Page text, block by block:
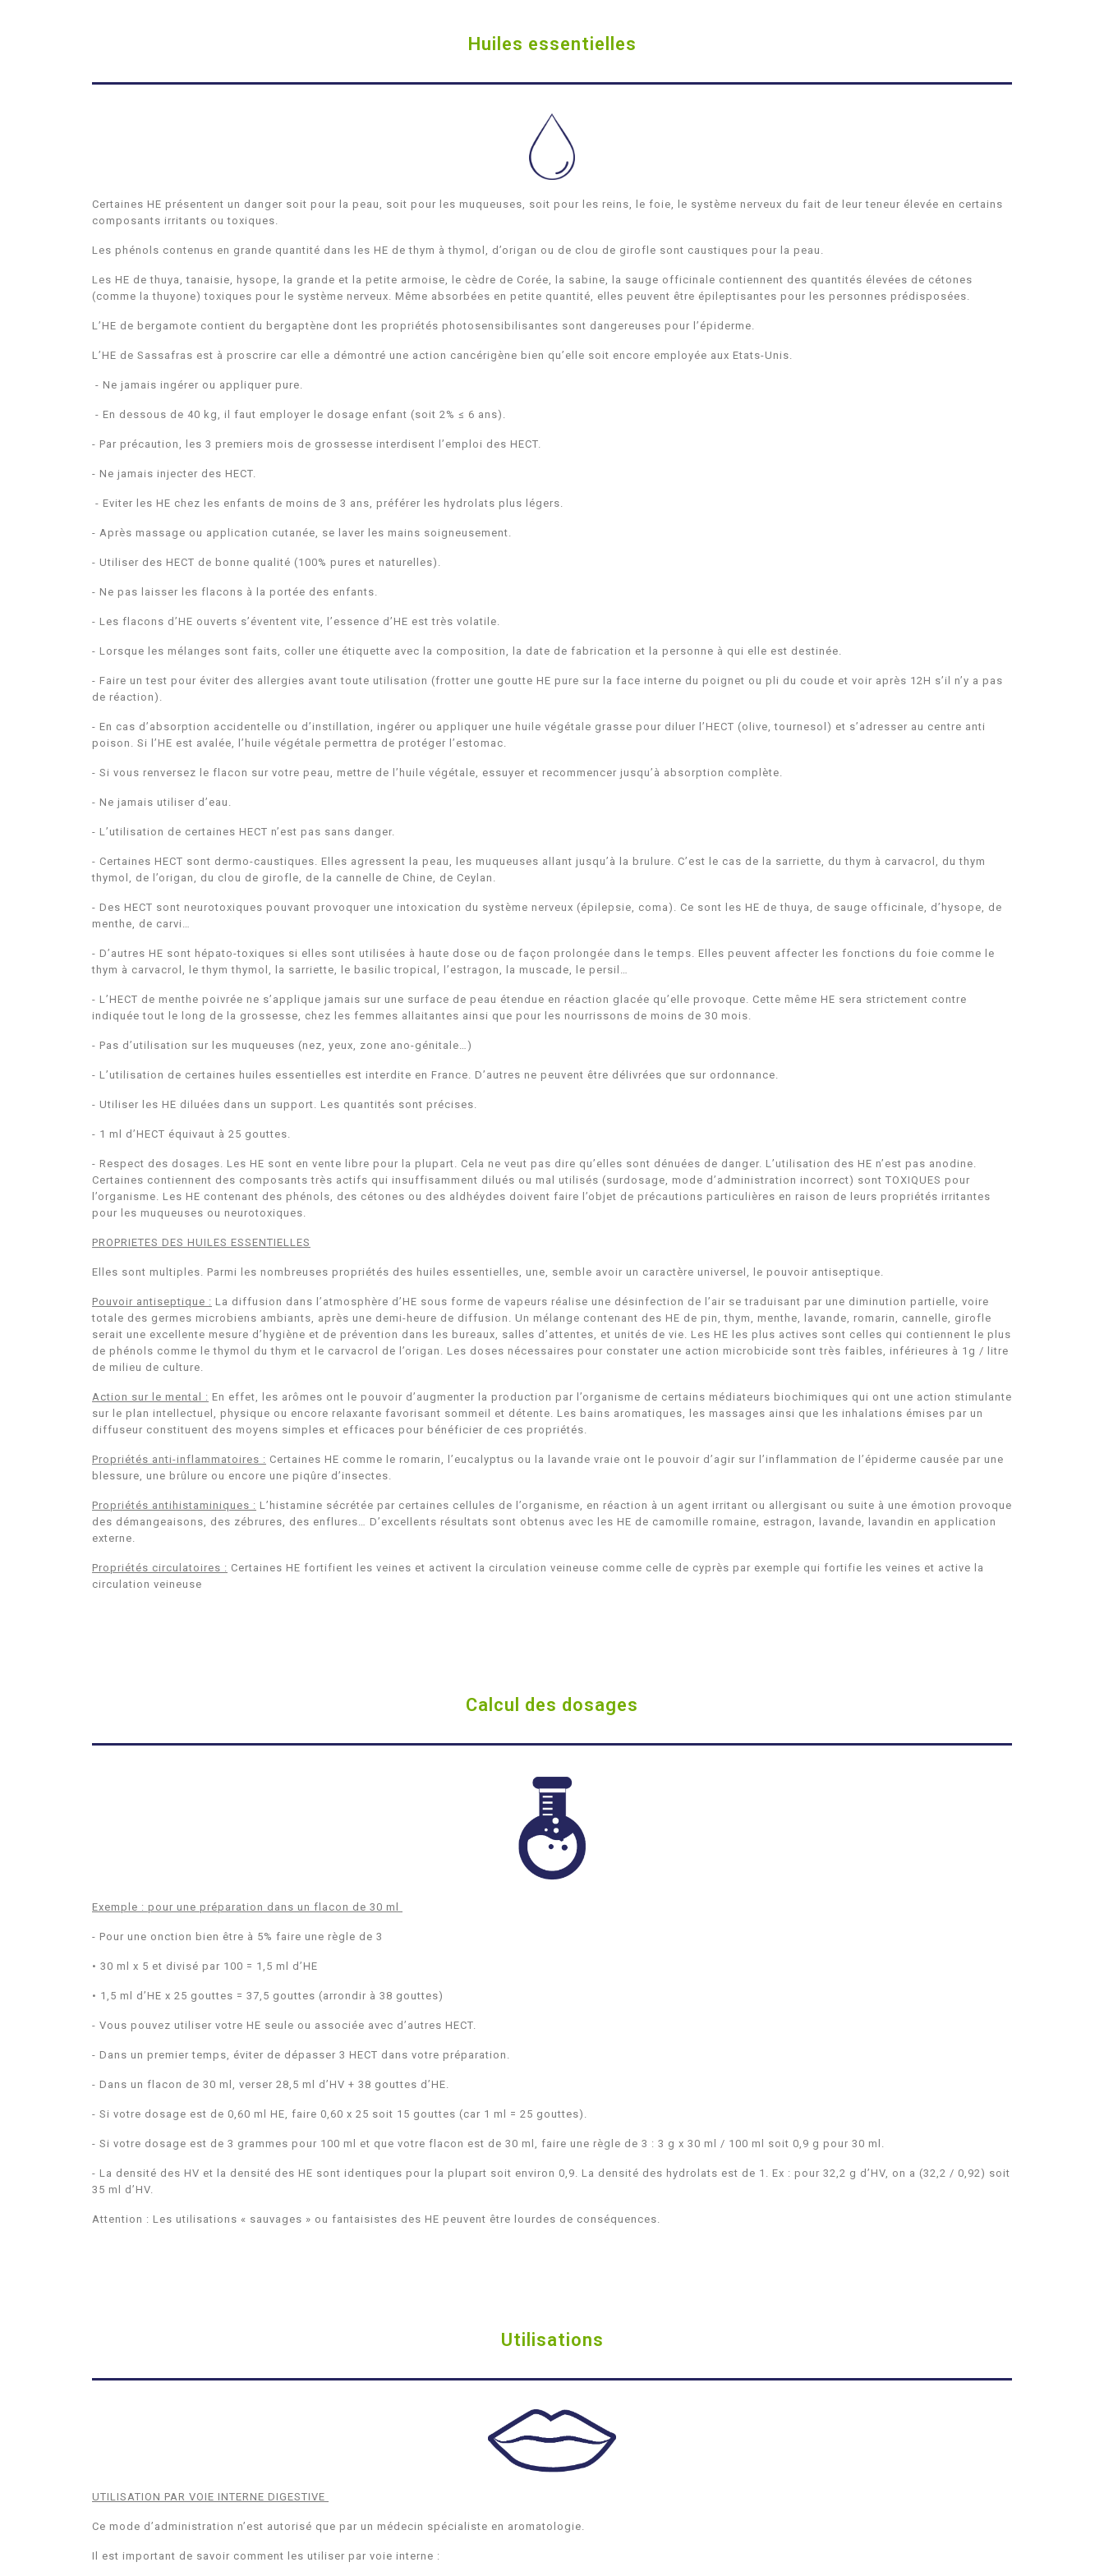
Huiles essentielles
Certaines HE présentent un danger soit pour la peau, soit pour les muqueuses, soit pour les reins, le foie, le système nerveux du fait de leur teneur élevée en certains
composants irritants ou toxiques.
Les phénols contenus en grande quantité dans les HE de thym à thymol, d’origan ou de clou de girofle sont caustiques pour la peau.
Les HE de thuya, tanaisie, hysope, la grande et la petite armoise, le cèdre de Corée, la sabine, la sauge officinale contiennent des quantités élevées de cétones
(comme la thuyone) toxiques pour le système nerveux. Même absorbées en petite quantité, elles peuvent être épileptisantes pour les personnes prédisposées.
L’HE de bergamote contient du bergaptène dont les propriétés photosensibilisantes sont dangereuses pour l’épiderme.
L’HE de Sassafras est à proscrire car elle a démontré une action cancérigène bien qu’elle soit encore employée aux Etats-Unis.
- Ne jamais ingérer ou appliquer pure.
- En dessous de 40 kg, il faut employer le dosage enfant (soit 2% ≤ 6 ans).
- Par précaution, les 3 premiers mois de grossesse interdisent l’emploi des HECT.
- Ne jamais injecter des HECT.
- Eviter les HE chez les enfants de moins de 3 ans, préférer les hydrolats plus légers.
- Après massage ou application cutanée, se laver les mains soigneusement.
- Utiliser des HECT de bonne qualité (100% pures et naturelles).
- Ne pas laisser les flacons à la portée des enfants.
- Les flacons d’HE ouverts s’éventent vite, l’essence d’HE est très volatile.
- Lorsque les mélanges sont faits, coller une étiquette avec la composition, la date de fabrication et la personne à qui elle est destinée.
- Faire un test pour éviter des allergies avant toute utilisation (frotter une goutte HE pure sur la face interne du poignet ou pli du coude et voir après 12H s’il n’y a pas
de réaction).
- En cas d’absorption accidentelle ou d’instillation, ingérer ou appliquer une huile végétale grasse pour diluer l’HECT (olive, tournesol) et s’adresser au centre anti
poison. Si l’HE est avalée, l’huile végétale permettra de protéger l’estomac.
- Si vous renversez le flacon sur votre peau, mettre de l’huile végétale, essuyer et recommencer jusqu’à absorption complète.
- Ne jamais utiliser d’eau.
- L’utilisation de certaines HECT n’est pas sans danger.
- Certaines HECT sont dermo-caustiques. Elles agressent la peau, les muqueuses allant jusqu’à la brulure. C’est le cas de la sarriette, du thym à carvacrol, du thym
thymol, de l’origan, du clou de girofle, de la cannelle de Chine, de Ceylan.
- Des HECT sont neurotoxiques pouvant provoquer une intoxication du système nerveux (épilepsie, coma). Ce sont les HE de thuya, de sauge officinale, d’hysope, de
menthe, de carvi…
- D’autres HE sont hépato-toxiques si elles sont utilisées à haute dose ou de façon prolongée dans le temps. Elles peuvent affecter les fonctions du foie comme le
thym à carvacrol, le thym thymol, la sarriette, le basilic tropical, l’estragon, la muscade, le persil…
- L’HECT de menthe poivrée ne s’applique jamais sur une surface de peau étendue en réaction glacée qu’elle provoque. Cette même HE sera strictement contre
indiquée tout le long de la grossesse, chez les femmes allaitantes ainsi que pour les nourrissons de moins de 30 mois.
- Pas d’utilisation sur les muqueuses (nez, yeux, zone ano-génitale…)
- L’utilisation de certaines huiles essentielles est interdite en France. D’autres ne peuvent être délivrées que sur ordonnance.
- Utiliser les HE diluées dans un support. Les quantités sont précises.
- 1 ml d’HECT équivaut à 25 gouttes.
- Respect des dosages. Les HE sont en vente libre pour la plupart. Cela ne veut pas dire qu’elles sont dénuées de danger. L’utilisation des HE n’est pas anodine.
Certaines contiennent des composants très actifs qui insuffisamment dilués ou mal utilisés (surdosage, mode d’administration incorrect) sont TOXIQUES pour
l’organisme. Les HE contenant des phénols, des cétones ou des aldhéydes doivent faire l’objet de précautions particulières en raison de leurs propriétés irritantes
pour les muqueuses ou neurotoxiques.
PROPRIETES DES HUILES ESSENTIELLES
Elles sont multiples. Parmi les nombreuses propriétés des huiles essentielles, une, semble avoir un caractère universel, le pouvoir antiseptique.
Pouvoir antiseptique : La diffusion dans l’atmosphère d’HE sous forme de vapeurs réalise une désinfection de l’air se traduisant par une diminution partielle, voire
totale des germes microbiens ambiants, après une demi-heure de diffusion. Un mélange contenant des HE de pin, thym, menthe, lavande, romarin, cannelle, girofle
serait une excellente mesure d’hygiène et de prévention dans les bureaux, salles d’attentes, et unités de vie. Les HE les plus actives sont celles qui contiennent le plus
de phénols comme le thymol du thym et le carvacrol de l’origan. Les doses nécessaires pour constater une action microbicide sont très faibles, inférieures à 1g / litre
de milieu de culture.
Action sur le mental : En effet, les arômes ont le pouvoir d’augmenter la production par l’organisme de certains médiateurs biochimiques qui ont une action stimulante
sur le plan intellectuel, physique ou encore relaxante favorisant sommeil et détente. Les bains aromatiques, les massages ainsi que les inhalations émises par un
diffuseur constituent des moyens simples et efficaces pour bénéficier de ces propriétés.
Propriétés anti-inflammatoires : Certaines HE comme le romarin, l’eucalyptus ou la lavande vraie ont le pouvoir d’agir sur l’inflammation de l’épiderme causée par une
blessure, une brûlure ou encore une piqûre d’insectes.
Propriétés antihistaminiques : L’histamine sécrétée par certaines cellules de l’organisme, en réaction à un agent irritant ou allergisant ou suite à une émotion provoque
des démangeaisons, des zébrures, des enflures… D’excellents résultats sont obtenus avec les HE de camomille romaine, estragon, lavande, lavandin en application
externe.
Propriétés circulatoires : Certaines HE fortifient les veines et activent la circulation veineuse comme celle de cyprès par exemple qui fortifie les veines et active la
circulation veineuse
Calcul des dosages
Exemple : pour une préparation dans un flacon de 30 ml
- Pour une onction bien être à 5% faire une règle de 3
• 30 ml x 5 et divisé par 100 = 1,5 ml d’HE
• 1,5 ml d’HE x 25 gouttes = 37,5 gouttes (arrondir à 38 gouttes)
- Vous pouvez utiliser votre HE seule ou associée avec d’autres HECT.
- Dans un premier temps, éviter de dépasser 3 HECT dans votre préparation.
- Dans un flacon de 30 ml, verser 28,5 ml d’HV + 38 gouttes d’HE.
- Si votre dosage est de 0,60 ml HE, faire 0,60 x 25 soit 15 gouttes (car 1 ml = 25 gouttes).
- Si votre dosage est de 3 grammes pour 100 ml et que votre flacon est de 30 ml, faire une règle de 3 : 3 g x 30 ml / 100 ml soit 0,9 g pour 30 ml.
- La densité des HV et la densité des HE sont identiques pour la plupart soit environ 0,9. La densité des hydrolats est de 1. Ex : pour 32,2 g d’HV, on a (32,2 / 0,92) soit
35 ml d’HV.
Attention : Les utilisations « sauvages » ou fantaisistes des HE peuvent être lourdes de conséquences.
Utilisations
UTILISATION PAR VOIE INTERNE DIGESTIVE
Ce mode d’administration n’est autorisé que par un médecin spécialiste en aromatologie.
Il est important de savoir comment les utiliser par voie interne :